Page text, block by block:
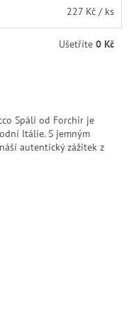
227 Kč / ks
Ušetříte 0 Kč
Spàli od Forchir je
Itálie. S jemným
autentický zážitek z